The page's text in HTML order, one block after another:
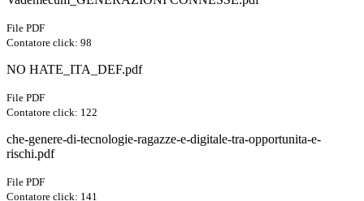
File PDF
Contatore click: 98
NO HATE_ITA_DEF.pdf
File PDF
Contatore click: 122
che-genere-di-tecnologie-ragazze-e-digitale-tra-opportunita-e-
rischi.pdf
File PDF
Contatore click: 141